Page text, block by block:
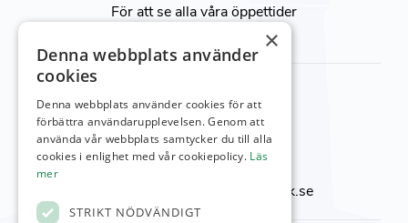
För att se alla våra öppettider
kontakt sida
Viktor Setterbergs väg 5
423 38 Torslanda
Telefon:031-92 00 24
reception@torslandagk.se
×
Denna webbplats använder
cookies
Denna webbplats använder cookies för att
förbättra användarupplevelsen. Genom att
använda vår webbplats samtycker du till alla
cookies i enlighet med vår cookiepolicy. Läs
mer
STRIKT NÖDVÄNDIGT